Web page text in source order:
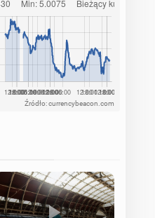
Źródło: currencybeacon.com